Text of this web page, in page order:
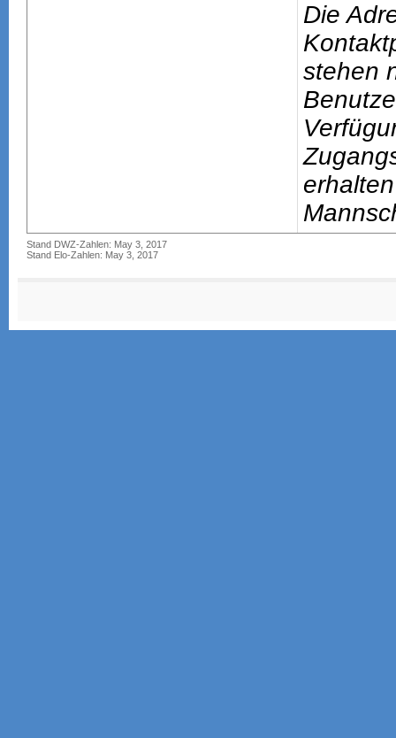
Die
stehen
Stand DWZ-Zahlen: May 3, 2017
Stand Elo-Zahlen: May 3, 2017